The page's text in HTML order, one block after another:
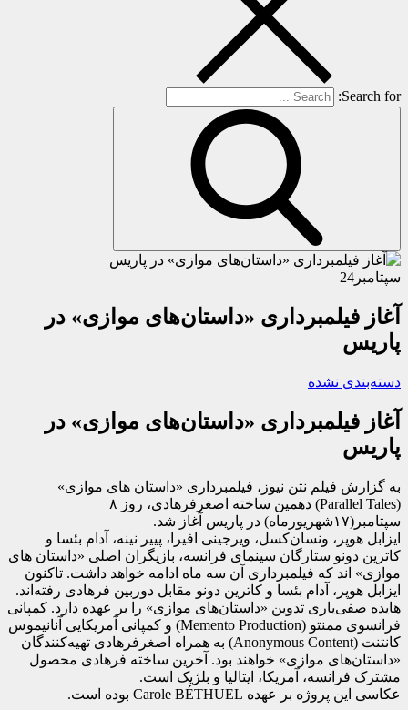
Search for:
سپتامبر 24
آغاز فیلمبرداری «داستان‌های موازی» در
پاریس
دسته‌بندی نشده
آغاز فیلمبرداری «داستان‌های موازی» در
پاریس
به گزارش فیلم نتن نیوز، فیلمبرداری «داستان های موازی»
(Parallel Tales) د‌همین ساخته اصغرفرهادی، روز ۸
سپتامبر(۱۷شهریور‌ماه) در پاریس آغاز شد.
ایزابل‌ هوپر، ونسان‌کسل، ویرجینی افیرا، پییر نینه، آدام بئسا و
کاترین دونو ستارگان سینمای فرانسه، بازیگران اصلی «داستان های
موازی» اند که فیلمبرداری آن سه ماه ادامه خواهد داشت. تاکنون
ایزابل هوپر، آدام بئسا و کاترین دونو مقابل دوربین فرهادی رفته‌اند.
هایده صفی‌یاری تدوین «داستان‌های موازی» را بر عهده دارد. کمپانی
فرانسوی ممنتو (Memento Production) و‌ کمپانی آمریکایی آنانیموس
کانتنت (Anonymous Content) به همراه اصغرفرهادی تهیه‌کنندگان
«داستان‌های موازی» خواهند بود. آخرین ساخته فرهادی محصول
مشترک فرانسه، آمریکا، ایتالیا و بلژیک است.
عکاسی این پروژه بر عهده Carole BÉTHUEL بوده است.